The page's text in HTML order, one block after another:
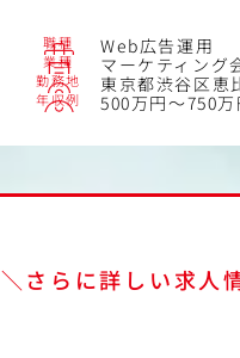
未
職種 Web広告運用
業種 マーケティング
勤務地 東京都渋谷区恵
年収例 500万円～750万
＼さらに詳しい求人